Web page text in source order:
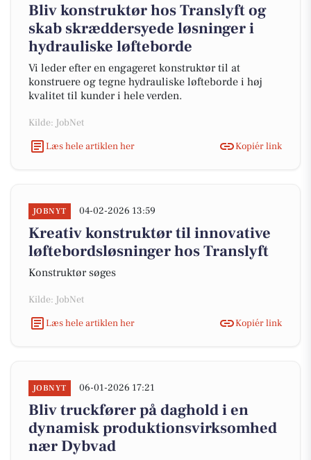
Bliv konstruktør hos Translyft og
skab skræddersyede løsninger i
hydrauliske løfteborde
Vi leder efter en engageret konstruktør til at
konstruere og tegne hydrauliske løfteborde i høj
kvalitet til kunder i hele verden.
Kilde: JobNet
Læs hele artiklen her
Kopiér link
JOBNYT 04-02-2026 13:59
Kreativ konstruktør til innovative
løftebordsløsninger hos Translyft
Konstruktør søges
Kilde: JobNet
Læs hele artiklen her
Kopiér link
JOBNYT 06-01-2026 17:21
Bliv truckfører på daghold i en
dynamisk produktionsvirksomhed
nær Dybvad